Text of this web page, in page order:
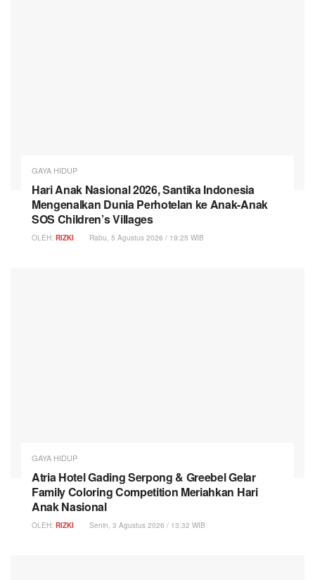
GAYA HIDUP
Hari Anak Nasional 2026, Santika Indonesia
Mengenalkan Dunia Perhotelan ke Anak-Anak
SOS Children’s Villages
OLEH: RIZKI Rabu, 5 Agustus 2026 / 19:25 WIB
GAYA HIDUP
Atria Hotel Gading Serpong & Greebel Gelar
Family Coloring Competition Meriahkan Hari
Anak Nasional
OLEH: RIZKI Senin, 3 Agustus 2026 / 13:32 WIB